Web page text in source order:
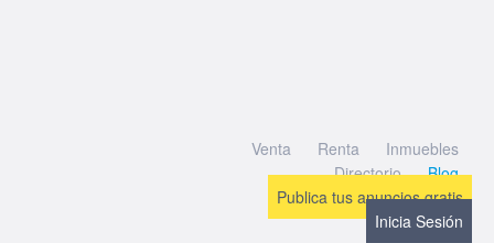
Venta Renta
Inmuebles
Directorio
Blog
Publica tus anuncios gratis
Inicia Sesión